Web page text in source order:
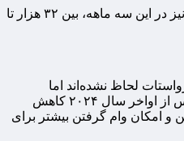
پرتغال، بلژیک، نروژ و مجارستان نیز در این سه ماهه، بین ۳۲ هزار تا
لحاظ نشده‌اند اما
نرخ‌های ثابت وام مسکن در انگلیس از اواخر سال ۲۰۲۴ کاهش
امکان وام گرفتن بیشتر برای